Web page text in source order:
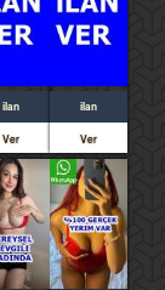
ilan
Ver
ilan
Ver